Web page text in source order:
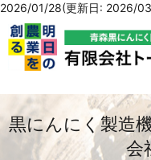
2026/01/28(更新日: 2026/
黒にんにく製造
会